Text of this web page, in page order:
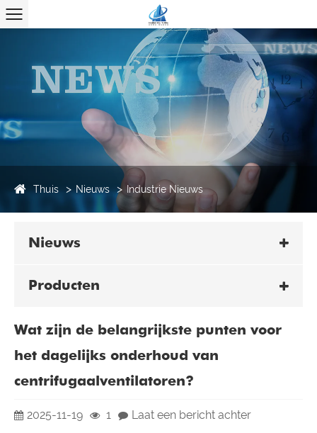
Thuis Nieuws Industrie Nieuws
Nieuws
Producten
Wat zijn de belangrijkste punten voor
het dagelijks onderhoud van
centrifugaalventilatoren?
2025-11-19 1
Laat een bericht achter